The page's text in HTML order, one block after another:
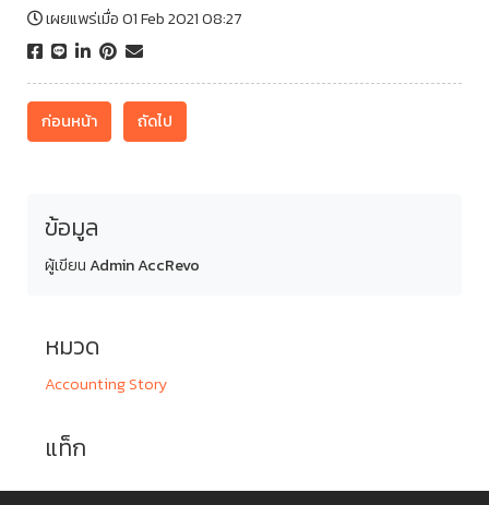
เผยแพร่เมื่อ 01 Feb 2021 08:27
ก่อนหน้า ถัดไป
ข้อมูล
ผู้เขียนAdmin AccRevo
หมวด
Accounting Story
แท็ก